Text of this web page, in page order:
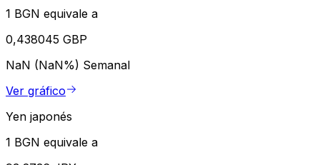
1 BGN equivale a
0,438045 GBP
NaN (NaN%) Semanal
Ver gráfico
Yen japonés
1 BGN equivale a